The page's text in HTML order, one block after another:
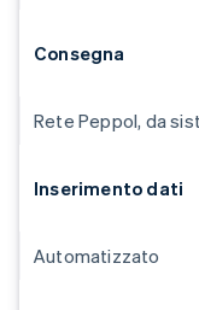
Consegna
Rete Peppol, da
Inserimento dati
Automatizzato